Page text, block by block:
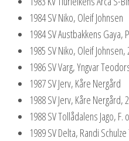
1984 SV Niko, Oleif Johnsen
1984 SV Austbakkens Gaya,
1985 SV Niko, Oleif Johnsen,
1986 SV Varg, Yngvar
1987 SV Jerv, Kåre Nergård
1988 SV Jerv, Kåre Nergård,
1988 SV Tollådalens Jago, F.
1989 SV Delta, Randi